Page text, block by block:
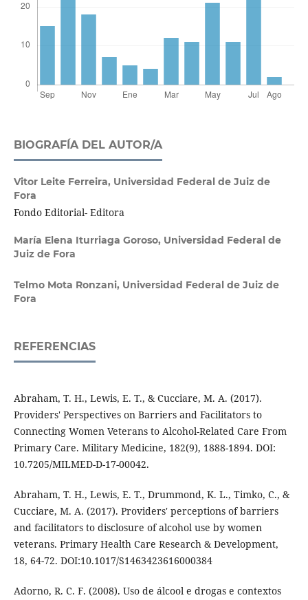
BIOGRAFÍA DEL AUTOR/A
Vitor Leite Ferreira, Universidad Federal de Juiz de
Fora
Fondo Editorial- Editora
María Elena Iturriaga Goroso, Universidad Federal de
Juiz de Fora
Telmo Mota Ronzani, Universidad Federal de Juiz de
Fora
REFERENCIAS
Abraham, T. H., Lewis, E. T., & Cucciare, M. A. (2017).
Providers' Perspectives on Barriers and Facilitators to
Connecting Women Veterans to Alcohol-Related Care From
Primary Care. Military Medicine, 182(9), 1888-1894. DOI:
10.7205/MILMED-D-17-00042.
Abraham, T. H., Lewis, E. T., Drummond, K. L., Timko, C., &
Cucciare, M. A. (2017). Providers' perceptions of barriers
and facilitators to disclosure of alcohol use by women
veterans. Primary Health Care Research & Development,
18, 64-72. DOI:10.1017/S1463423616000384
Adorno, R. C. F. (2008). Uso de álcool e drogas e contextos